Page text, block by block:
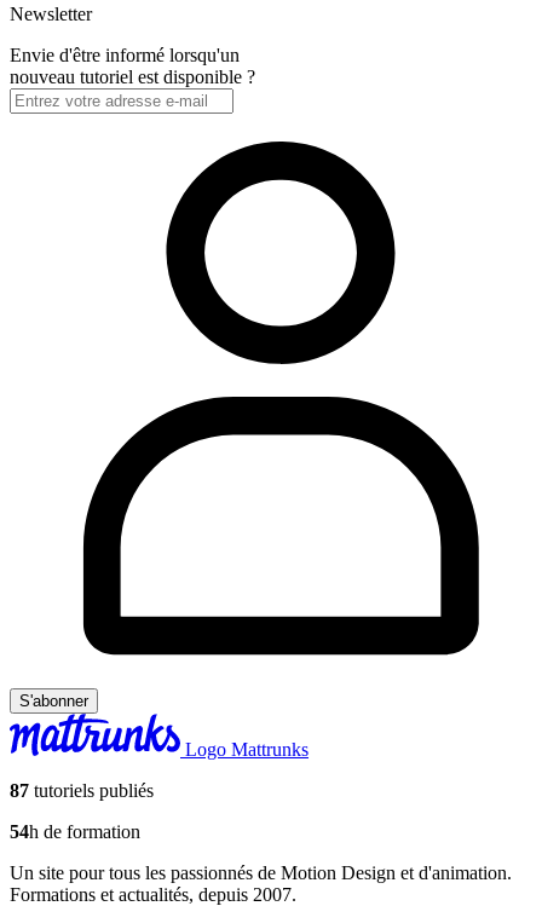
Newsletter
Envie d'être informé lorsqu'un
nouveau tutoriel est disponible ?
S'abonner
Logo Mattrunks
87 tutoriels publiés
54h de formation
Un site pour tous les passionnés de Motion Design et d'animation.
Formations et actualités, depuis 2007.